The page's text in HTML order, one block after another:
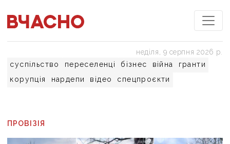
суспільство переселенці бізнес війна
гранти
корупція
нардепи відео спецпроєкти
неділя, 9 серпня 2026 р.
ПРОВІЗІЯ